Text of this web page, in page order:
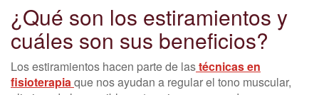
¿Qué son los estiramientos y
cuáles son sus beneficios?
Los estiramientos hacen parte de lastécnicas en
fisioterapiaque nos ayudan a regular el tono muscular,